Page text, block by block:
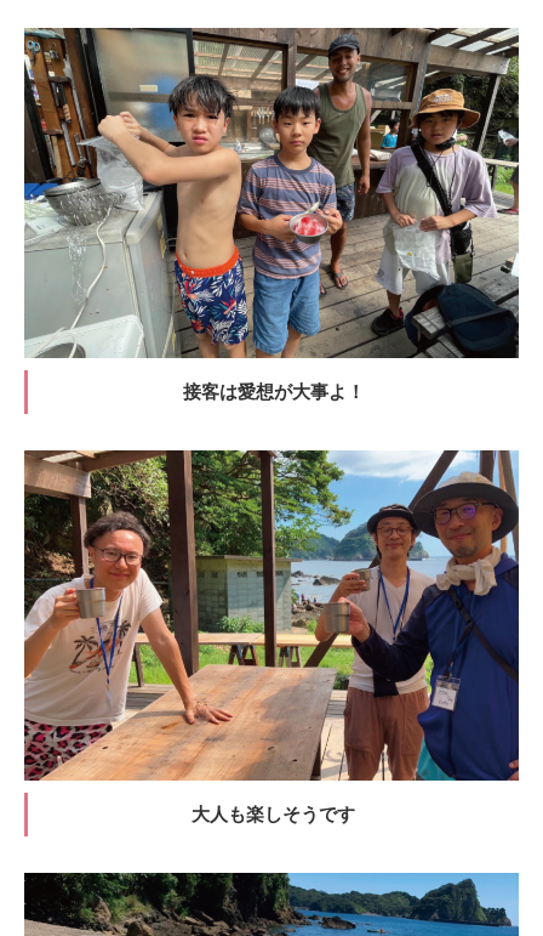
接客は愛想が大事よ！
大人も楽しそうです